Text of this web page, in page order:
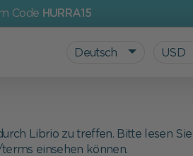
Code HURRA15
Deutsch USD
Librio zu treffen. Bitte lesen
einsehen können.